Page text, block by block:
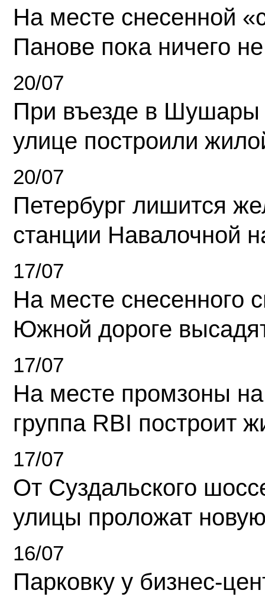
На месте снесенной
Панове пока ничего
20/07
При въезде в Шушары
улице построили
20/07
Петербург лишится
станции Навалочной
17/07
На месте снесенного
Южной дороге
17/07
На месте промзоны
группа RBI построит
17/07
От Суздальского
улицы проложат
16/07
Парковку у бизнес-